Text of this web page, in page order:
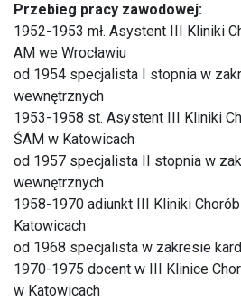
Przebieg pracy zawodowej:
1952-1953 mł. Asystent III Kliniki
AM we Wrocławiu
od 1954 specjalista I stopnia w
wewnętrznych
1953-1958 st. Asystent III Kliniki
ŚAM w Katowicach
od 1957 specjalista II stopnia w
wewnętrznych
1958-1970 adiunkt III Kliniki
Katowicach
od 1968 specjalista w zakresie
1970-1975 docent w III Klinice
w Katowicach